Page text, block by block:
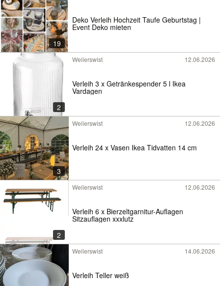
19
Deko Verleih Hochzeit Taufe Geburtstag |
Event Deko mieten
2
Weilerswist 12.06.2026
Verleih 3 x Getränkespender 5 l Ikea
Vardagen
3
Weilerswist 12.06.2026
Verleih 24 x Vasen Ikea Tidvatten 14 cm
2
Weilerswist 12.06.2026
Verleih 6 x Bierzeltgarnitur-Auflagen
Sitzauflagen xxxlutz
Weilerswist 14.06.2026
Verleih Teller weiß